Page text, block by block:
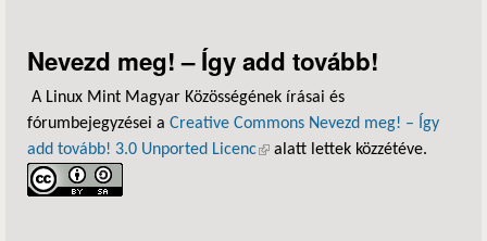
Nevezd meg! – Így add tovább!
A Linux Mint Magyar Közösségének írásai és
fórumbejegyzései a Creative Commons Nevezd meg! – Így
add tovább! 3.0 Unported Licenc(külső hivatkozás)
alatt lettek közzétéve.